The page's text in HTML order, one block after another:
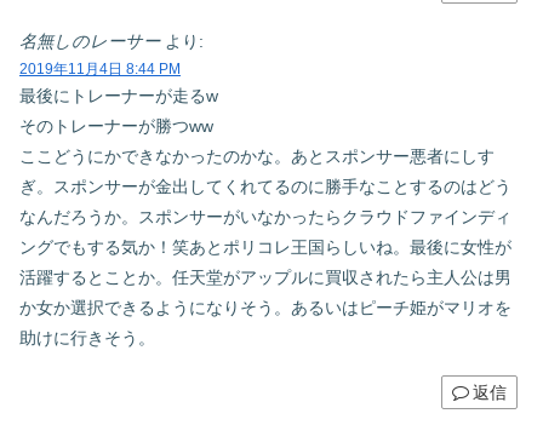
名無しのレーサー より:
2019年11月4日 8:44 PM
最後にトレーナーが走るw
そのトレーナーが勝つww
ここどうにかできなかったのかな。あとスポンサー悪者にしす
ぎ。スポンサーが金出してくれてるのに勝手なことするのはどう
なんだろうか。スポンサーがいなかったらクラウドファインディ
ングでもする気か！笑あとポリコレ王国らしいね。最後に女性が
活躍するとことか。任天堂がアップルに買収されたら主人公は男
か女か選択できるようになりそう。あるいはピーチ姫がマリオを
助けに行きそう。
返信